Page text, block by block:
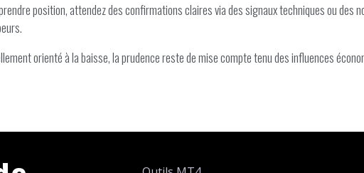
position, attendez des confirmations claires via des signaux techniques ou des
orienté à la baisse, la prudence reste de mise compte tenu des influences